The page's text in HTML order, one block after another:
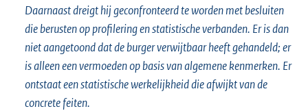
Daarnaast dreigt hij geconfronteerd te worden met besluiten
die berusten op profilering en statistische verbanden. Er is dan
niet aangetoond dat de burger verwijtbaar heeft gehandeld; er
is alleen een vermoeden op basis van algemene kenmerken. Er
ontstaat een statistische werkelijkheid die afwijkt van de
concrete feiten.